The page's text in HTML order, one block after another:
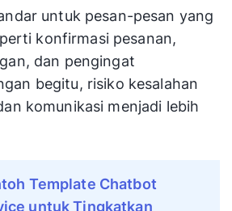
untuk pesan-pesan yang
konfirmasi pesanan,
dan pengingat
begitu, risiko kesalahan
komunikasi menjadi lebih
Template Chatbot
untuk Tingkatkan